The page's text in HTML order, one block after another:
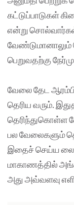
கட்டுப்பாடுகள்
என்று
வேண்டுமானாலும்
பெறுவதற்கு
வேலை தேட
தெரிய வரும்.
தெரிந்துகொள்ள
பல வேலைகளும்
இதைச் செய்ய
மாகாணத்தில்
அது அவ்வளவு